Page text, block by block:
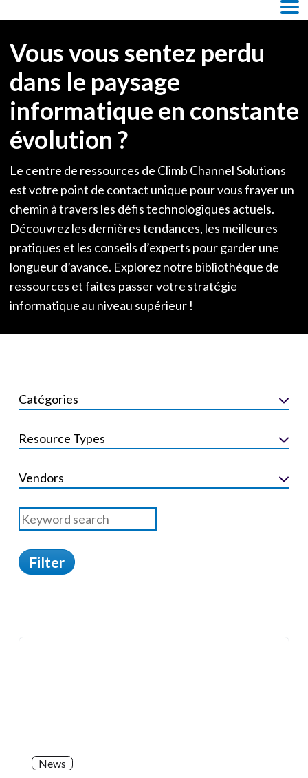
Vous vous sentez perdu
dans le paysage
informatique en constante
évolution ?
Le centre de ressources de Climb Channel Solutions
est votre point de contact unique pour vous frayer un
chemin à travers les défis technologiques actuels.
Découvrez les dernières tendances, les meilleures
pratiques et les conseils d’experts pour garder une
longueur d’avance. Explorez notre bibliothèque de
ressources et faites passer votre stratégie
informatique au niveau supérieur !
Catégories
Resource Types
Vendors
Filter
News